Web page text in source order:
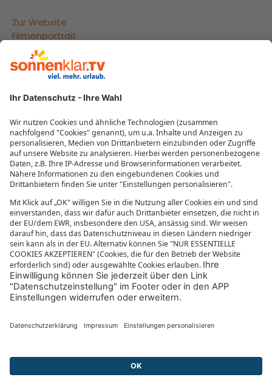
Zur Website
Firmenportrait
Reisegutscheine
Beliebte Reiseziele
Reisebüros
Datenschutzeinstellungen
MEHR VON SONNENKLAR.TV
Mediathek
sonnenklar.TV Empfangsdaten
sonnenklar.TV Programm
sonnenklar.TV App
sonnenklar.TV News
Reiselexikon
Informationen zur Barrierefreiheit
Live im TV Reisen buchen Kontakt